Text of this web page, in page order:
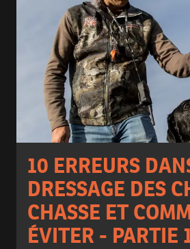
10 ERREURS
DRESSAGE DES
CHASSE ET
ÉVITER - PARTIE